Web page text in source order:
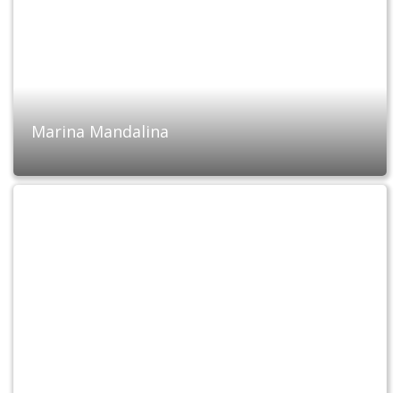
Marina Mandalina